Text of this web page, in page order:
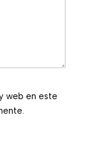
web en este